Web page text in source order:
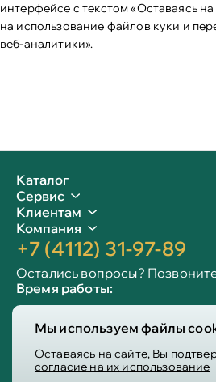
Мы используем файлы
Оставаясь на сайте, Вы
согласие на их использование
интерфейсе с текстом «Оставаясь
на использование файлов куки и
веб-аналитики».
Каталог
Сервис
Клиентам
Компания
+7 (4112) 31-97-89
Остались вопросы?
Время работы:
Сб-вс: 10:00 - 19:00
Info@victoria-mebel.ru